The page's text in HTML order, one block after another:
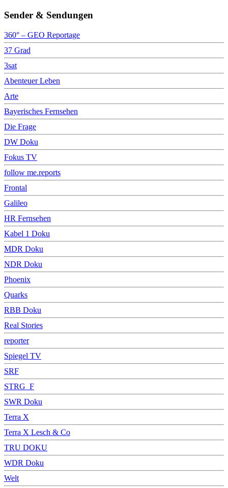
Sender & Sendungen
360° – GEO Reportage
37 Grad
3sat
Abenteuer Leben
Arte
Bayerisches Fernsehen
Die Frage
DW Doku
Fokus TV
follow me.reports
Frontal
Galileo
HR Fernsehen
Kabel 1 Doku
MDR Doku
NDR Doku
Phoenix
Quarks
RBB Doku
Real Stories
reporter
Spiegel TV
SRF
STRG_F
SWR Doku
Terra X
Terra X Lesch & Co
TRU DOKU
WDR Doku
Welt